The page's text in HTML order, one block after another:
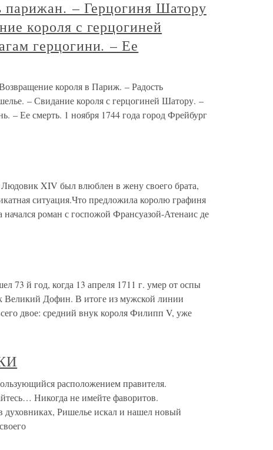
– Герцогиня Шатору
короля с герцогиней
герцогини. – Ее
короля в Париж. – Радость
– Свидание короля с герцогиней Шатору. –
– Ее смерть. 1 ноября 1744 года город Фрейбург
XIV был влюблен в жену своего брата,
ситуация.Что предложила королю графиня
роман с госпожой Франсуазой-Атенаис де
й год, когда 13 апреля 1711 г. умер от оспы
Великий Дофин. В итоге из мужской линии
двое: средний внук короля Филипп V, уже
расположением правителя.
Никогда не имейте фаворитов.
Ришелье искал и нашел новый